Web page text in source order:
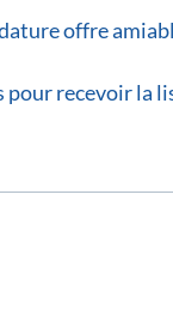
offre
pour recevoir la